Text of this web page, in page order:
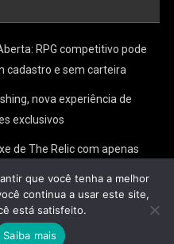
RPG competitivo pode
cadastro e sem carteira
nova experiência de
exclusivos
de The Relic com apenas
que você tenha a melhor
continua a usar este site,
está satisfeito.
Saiba mais